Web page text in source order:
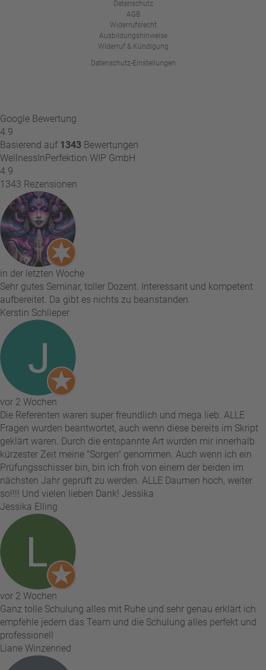
Datenschutz
AGB
Widerrufsrecht
Ausbildungshinweise
Widerruf & Kündigung
Datenschutz-Einstellungen
Google Bewertung
4.9
Basierend auf 1343 Bewertungen
WellnessInPerfektion WIP GmbH
4.9
1343 Rezensionen
in der letzten Woche
Sehr gutes Seminar, toller Dozent. Interessant und kompetent
aufbereitet. Da gibt es nichts zu beanstanden.
Kerstin Schlieper
vor 2 Wochen
Die Referenten waren super freundlich und mega lieb. ALLE
Fragen wurden beantwortet, auch wenn diese bereits im Skript
geklärt waren. Durch die entspannte Art wurden mir innerhalb
kürzester Zeit meine "Sorgen" genommen. Auch wenn ich ein
Prüfungsschisser bin, bin ich froh von einem der beiden im
nächsten Jahr geprüft zu werden. ALLE Daumen hoch, weiter
so!!!! Und vielen lieben Dank! Jessika
Jessika Elling
vor 2 Wochen
Ganz tolle Schulung alles mit Ruhe und sehr genau erklärt ich
empfehle jedem das Team und die Schulung alles perfekt und
professionell
Liane Winzenried